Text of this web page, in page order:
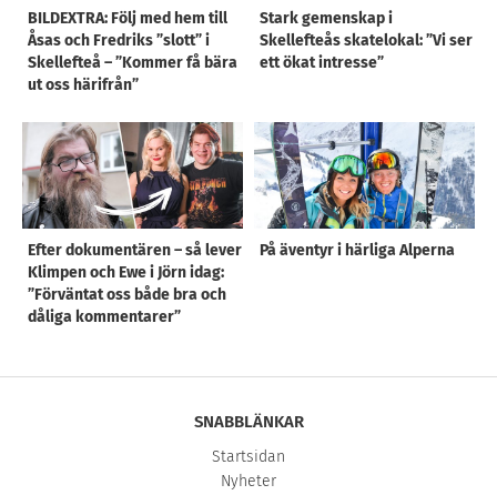
BILDEXTRA: Följ med hem till
Åsas och Fredriks ”slott” i
Skellefteå – ”Kommer få bära
ut oss härifrån”
Stark gemenskap i
Skellefteås skatelokal: ”Vi ser
ett ökat intresse”
Efter dokumentären – så lever
Klimpen och Ewe i Jörn idag:
”Förväntat oss både bra och
dåliga kommentarer”
På äventyr i härliga Alperna
SNABBLÄNKAR
Startsidan
Nyheter